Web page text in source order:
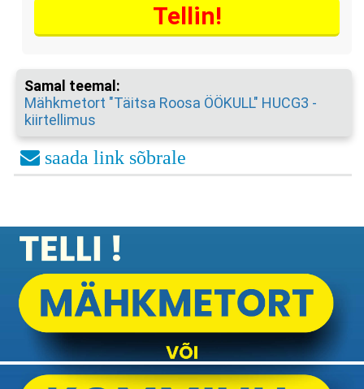
Tellin!
Samal teemal:
Mähkmetort "Täitsa Roosa ÖÖKULL" HUCG3 -
kiirtellimus